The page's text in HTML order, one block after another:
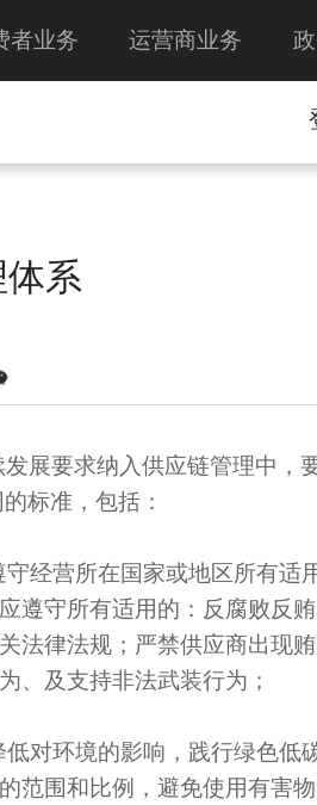
者业务 运营商业务
系
展要求纳入供应链管理中，
标准，包括：
经营所在国家或地区所有适
遵守所有适用的：反腐败反
法律法规；严禁供应商出现
、及支持非法武装行为；
对环境的影响，践行绿色低
范围和比例，避免使用有害